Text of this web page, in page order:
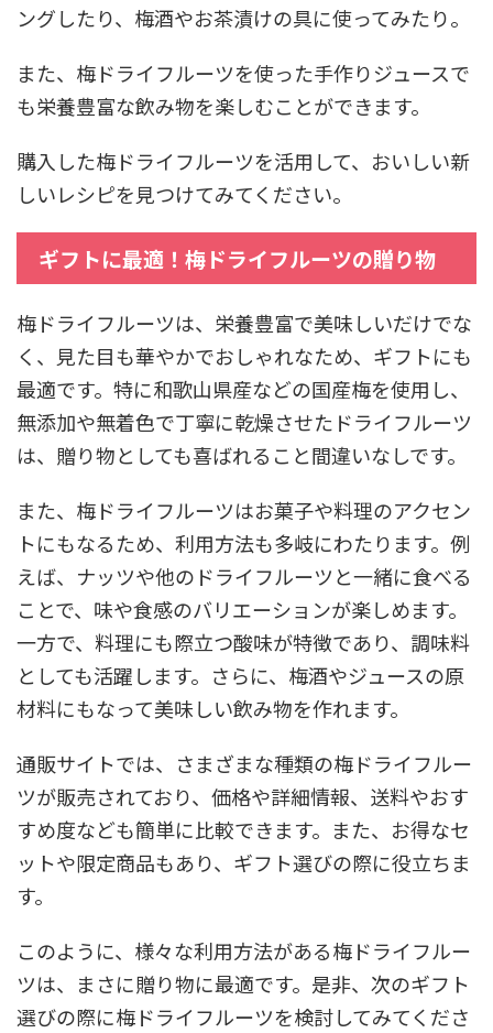
ングしたり、梅酒やお茶漬けの具に使ってみたり。
また、梅ドライフルーツを使った手作りジュースで
も栄養豊富な飲み物を楽しむことができます。
購入した梅ドライフルーツを活用して、おいしい新
しいレシピを見つけてみてください。
ギフトに最適！梅ドライフルーツの贈り物
梅ドライフルーツは、栄養豊富で美味しいだけでな
く、見た目も華やかでおしゃれなため、ギフトにも
最適です。特に和歌山県産などの国産梅を使用し、
無添加や無着色で丁寧に乾燥させたドライフルーツ
は、贈り物としても喜ばれること間違いなしです。
また、梅ドライフルーツはお菓子や料理のアクセン
トにもなるため、利用方法も多岐にわたります。例
えば、ナッツや他のドライフルーツと一緒に食べる
ことで、味や食感のバリエーションが楽しめます。
一方で、料理にも際立つ酸味が特徴であり、調味料
としても活躍します。さらに、梅酒やジュースの原
材料にもなって美味しい飲み物を作れます。
通販サイトでは、さまざまな種類の梅ドライフルー
ツが販売されており、価格や詳細情報、送料やおす
すめ度なども簡単に比較できます。また、お得なセ
ットや限定商品もあり、ギフト選びの際に役立ちま
す。
このように、様々な利用方法がある梅ドライフルー
ツは、まさに贈り物に最適です。是非、次のギフト
選びの際に梅ドライフルーツを検討してみてくださ